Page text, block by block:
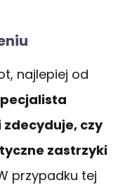
najlepiej od
czy
zastrzyki
przypadku tej